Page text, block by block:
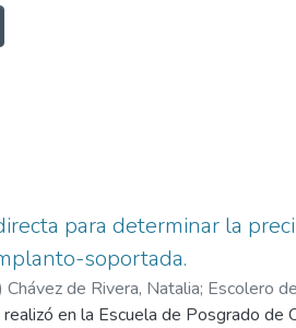
para determinar la
soportada.
Chávez de Rivera, Natalia; Escolero
Alberto ;Portillo Hernández, José;
en la Escuela de Posgrado de